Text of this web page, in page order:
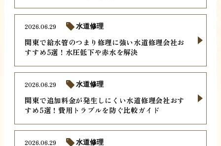
関東で給水管のつまり修理に強い水道修理会社お
すすめ5選！水圧低下や赤水を解決
2026.06.29 水道修理
関東で追加料金が発生しにくい水道修理会社おす
すめ5選！費用トラブルを防ぐ比較ガイド
2026.06.29 水道修理
2026.06.29 水道修理